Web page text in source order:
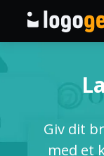
AI
Logoidéer
Giv dit
med et